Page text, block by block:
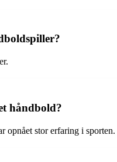
håndbold?
opnået stor erfaring i sporten.